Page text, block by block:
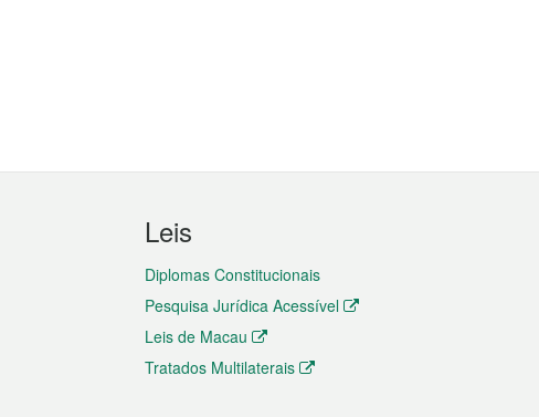
Leis
Diplomas Constitucionais
Pesquisa Jurídica Acessível
Leis de Macau
Tratados Multilaterais